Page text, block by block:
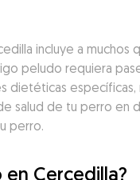
incluye a muchos
peludo requiera
dietéticas
salud de tu perro en
perro.
Cercedilla?